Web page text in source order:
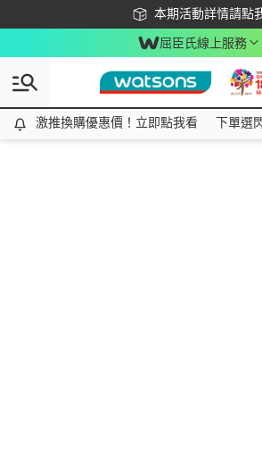
本期活動詳情請點
下載app最高回饋
屈臣氏線上服務
激推換購優惠價！立即點我看
激推換購優惠價！立即點我看 下單選